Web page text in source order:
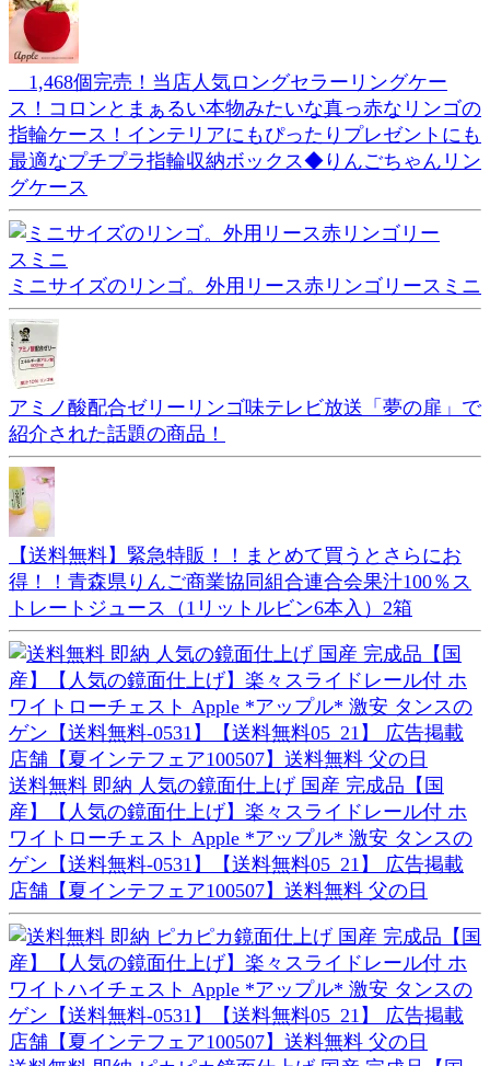
1,468個完売！当店人気ロングセラーリングケー
ス！コロンとまぁるい本物みたいな真っ赤なリンゴの
指輪ケース！インテリアにもぴったりプレゼントにも
最適なプチプラ指輪収納ボックス◆りんごちゃんリン
グケース
ミニサイズのリンゴ。外用リース赤リンゴリースミニ
アミノ酸配合ゼリーリンゴ味テレビ放送「夢の扉」で
紹介された話題の商品！
【送料無料】緊急特販！！まとめて買うとさらにお
得！！青森県りんご商業協同組合連合会果汁100％ス
トレートジュース（1リットルビン6本入）2箱
送料無料 即納 人気の鏡面仕上げ 国産 完成品【国
産】【人気の鏡面仕上げ】楽々スライドレール付 ホ
ワイトローチェスト Apple *アップル* 激安 タンスの
ゲン【送料無料-0531】【送料無料05_21】 広告掲載
店舗【夏インテフェア100507】送料無料 父の日